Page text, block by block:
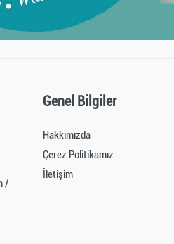
/
Genel Bilgiler
Hakkımızda
Çerez Politikamız
İletişim